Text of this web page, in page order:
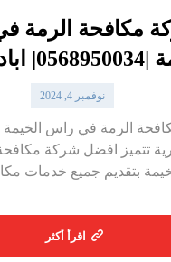
مكافحة الرمة
فورية
نوفمبر 4, 2024
تتميز افضل شركة
بتقديم جميع خدمات
اقرأ أكثر